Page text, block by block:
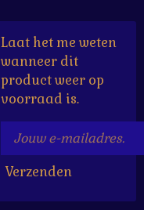
Laat het me weten
wanneer dit
product weer op
voorraad is.
Verzenden